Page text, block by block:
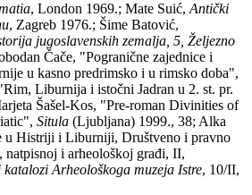
, London 1969.; Mate Suić,Antički
, Zagreb 1976.; Šime Batović,
jugoslavenskih zemalja, 5, Željezno
Čače, "Pogranične zajednice i
u kasno predrimsko i u rimsko doba",
Liburnija i istočni Jadran u 2. st. pr.
Šašel-Kos, "Pre-roman Divinities of
Situla (Ljubljana) 1999., 38; Alka
u Histriji i Liburniji, Društveno i pravno
natpisnoj i arheološkoj građi, II,
Arheološkoga muzeja Istre, 10/II,